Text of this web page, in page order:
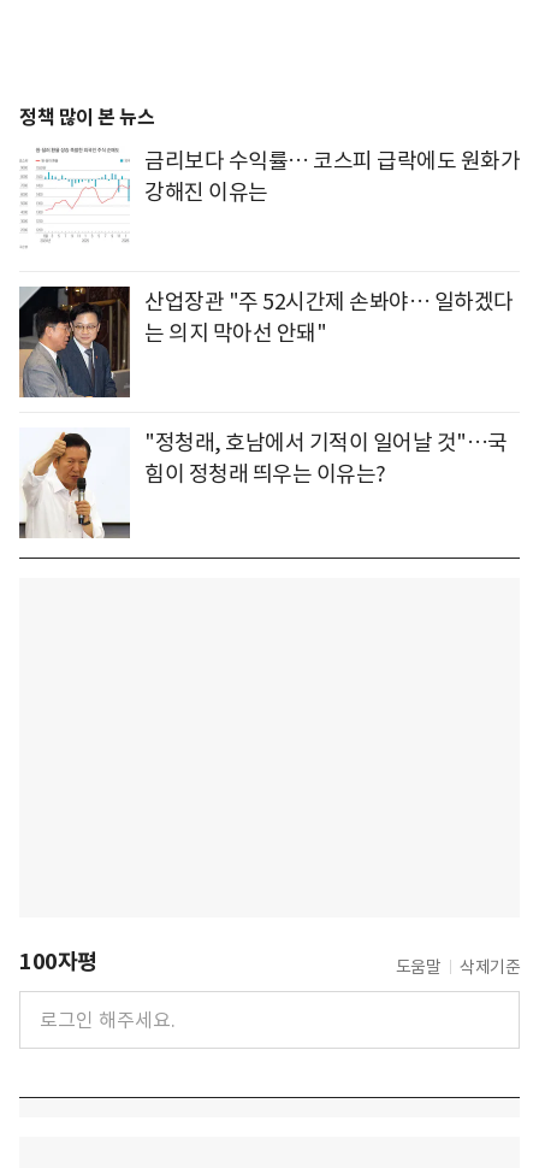
정책 많이 본 뉴스
금리보다 수익률… 코스피 급락에도 원화가
강해진 이유는
산업장관 "주 52시간제 손봐야… 일하겠다
는 의지 막아선 안돼"
"정청래, 호남에서 기적이 일어날 것"…국
힘이 정청래 띄우는 이유는?
100자평 도움말 삭제기준